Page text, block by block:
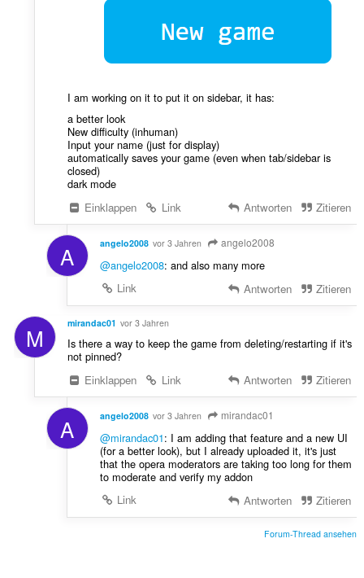
I am working on it to put it on sidebar, it has:
a better look
New difficulty (inhuman)
Input your name (just for display)
automatically saves your game (even when tab/sidebar is
closed)
dark mode
Einklappen
Link Antworten Zitieren
A angelo2008 vor 3 Jahren angelo2008
@angelo2008: and also many more
Link
Antworten Zitieren
M mirandac01 vor 3 Jahren
Is there a way to keep the game from deleting/restarting if it's
not pinned?
Einklappen
Link Antworten Zitieren
A angelo2008 vor 3 Jahren mirandac01
@mirandac01: I am adding that feature and a new UI
(for a better look), but I already uploaded it, it's just
that the opera moderators are taking too long for them
to moderate and verify my addon
Link
Antworten Zitieren
Forum-Thread ansehen